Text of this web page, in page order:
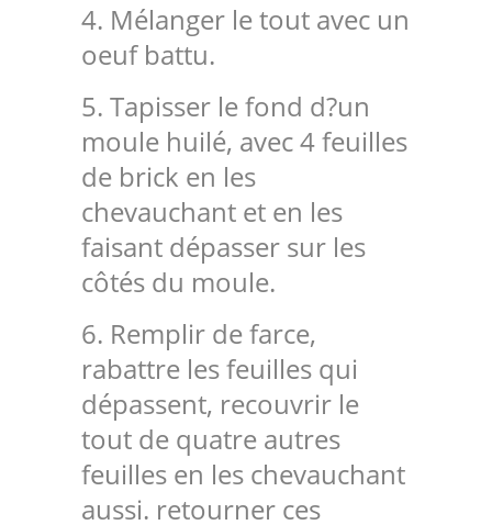
4. Mélanger le tout avec un
oeuf battu.
5. Tapisser le fond d?un
moule huilé, avec 4 feuilles
de brick en les
chevauchant et en les
faisant dépasser sur les
côtés du moule.
6. Remplir de farce,
rabattre les feuilles qui
dépassent, recouvrir le
tout de quatre autres
feuilles en les chevauchant
aussi. retourner ces